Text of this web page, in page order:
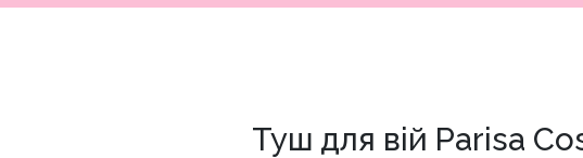
Туш для вій Parisa